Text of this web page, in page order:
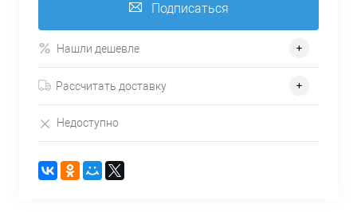
Подписаться
Нашли дешевле
Рассчитать доставку
Недоступно